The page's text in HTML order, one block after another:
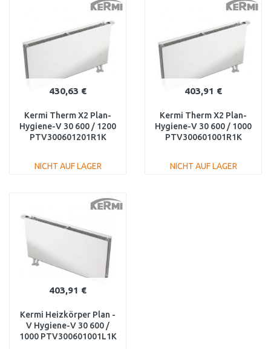
430,63 €
Kermi Therm X2 Plan-
Hygiene-V 30 600 / 1200
PTV300601201R1K
NICHT AUF LAGER
403,91 €
Kermi Therm X2 Plan-
Hygiene-V 30 600 / 1000
PTV300601001R1K
NICHT AUF LAGER
403,91 €
Kermi Heizkörper Plan -
V Hygiene-V 30 600 /
1000 PTV300601001L1K